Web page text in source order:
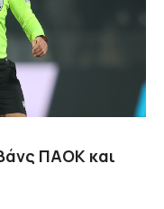
ΠΑΟΚ και